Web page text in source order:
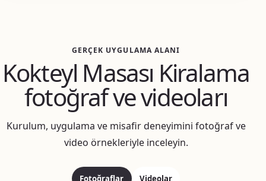
GERÇEK UYGULAMA ALANI
Kokteyl Masası Kiralama
fotoğraf ve videoları
Kurulum, uygulama ve misafir deneyimini fotoğraf ve
video örnekleriyle inceleyin.
Fotoğraflar Videolar